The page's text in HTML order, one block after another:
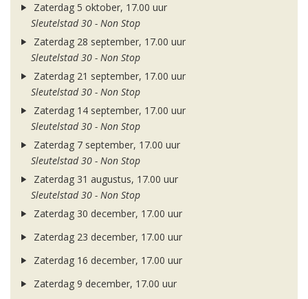
Zaterdag 5 oktober, 17.00 uur
Sleutelstad 30 - Non Stop
Zaterdag 28 september, 17.00 uur
Sleutelstad 30 - Non Stop
Zaterdag 21 september, 17.00 uur
Sleutelstad 30 - Non Stop
Zaterdag 14 september, 17.00 uur
Sleutelstad 30 - Non Stop
Zaterdag 7 september, 17.00 uur
Sleutelstad 30 - Non Stop
Zaterdag 31 augustus, 17.00 uur
Sleutelstad 30 - Non Stop
Zaterdag 30 december, 17.00 uur
Zaterdag 23 december, 17.00 uur
Zaterdag 16 december, 17.00 uur
Zaterdag 9 december, 17.00 uur